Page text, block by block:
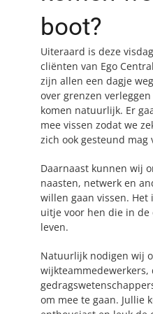
boot?
Uiteraard is deze
cliënten van Ego
zijn allen een dagje
over grenzen
komen natuurlijk. Er
mee vissen zodat we
zich ook gesteund mag
Daarnaast kunnen wij
naasten, netwerk en
willen gaan vissen. Het
uitje voor hen die in
leven.
Natuurlijk nodigen wij
wijkteammedewerkers,
om mee te gaan. Jullie